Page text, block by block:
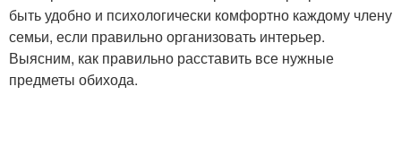
быть удобно и психологически комфортно каждому члену
семьи, если правильно организовать интерьер.
Выясним, как правильно расставить все нужные
предметы обихода.